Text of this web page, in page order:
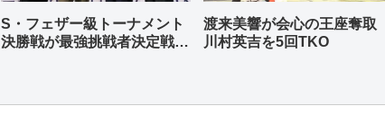
S・フェザー級トーナメント
決勝戦が最強挑戦者決定戦兼
渡来美響が会心の王座奪取
川村英吉を5回TKO